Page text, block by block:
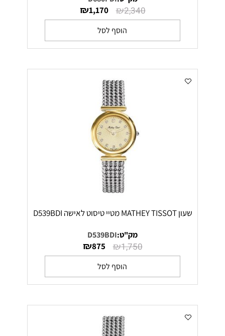
₪2,340
₪1,170
הוסף לסל
שעון MATHEY TISSOT מטיי טיסוט לאישה D539BDI
מק"ט:D539BDI
₪1,750
₪875
הוסף לסל